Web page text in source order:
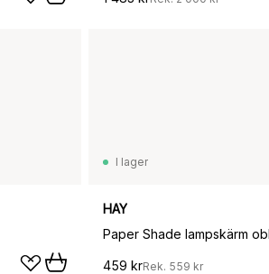
I lager
HAY
Paper Shade lampskärm
459 krRek. 559 kr